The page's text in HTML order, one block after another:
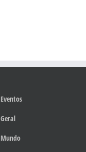
Eventos
Geral
Mundo